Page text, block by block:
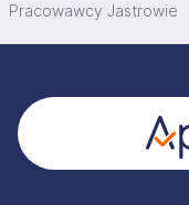
Pracowawcy Jastrowie